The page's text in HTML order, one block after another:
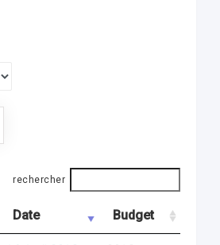
rechercher
Date Budget